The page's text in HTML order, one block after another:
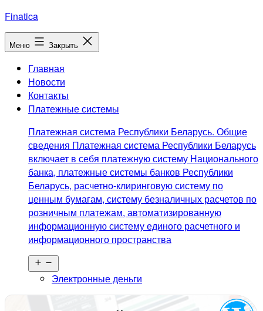
Перейти
к
содержимому
Finatica
Меню Закрыть
Главная
Новости
Контакты
Платежные системы
Платежная система Республики Беларусь. Общие
сведения Платежная система Республики Беларусь
включает в себя платежную систему Национального
банка, платежные системы банков Республики
Беларусь, расчетно-клиринговую систему по
ценным бумагам, систему безналичных расчетов по
розничным платежам, автоматизированную
информационную систему единого расчетного и
информационного пространства
меню
Электронные деньги